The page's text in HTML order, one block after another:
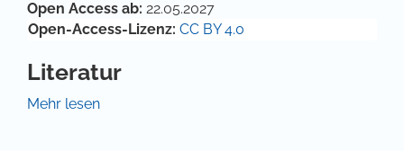
Open Access ab: 22.05.2027
Open-Access-Lizenz: CC BY 4.0
Literatur
Altenschmidt, K., & Arend-Steinebach, C. (2023).
Mehr lesen